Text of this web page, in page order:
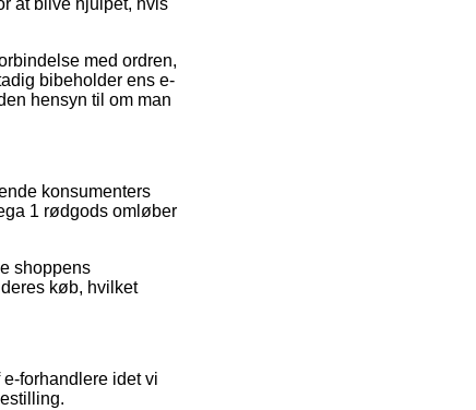
at blive hjulpet, hvis
med ordren,
bibeholder ens e-
hensyn til om man
konsumenters
1 rødgods omløber
shoppens
køb, hvilket
forhandlere idet vi